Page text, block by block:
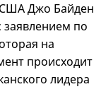
Джо Байден
заявлением по
на
происходит
лидера